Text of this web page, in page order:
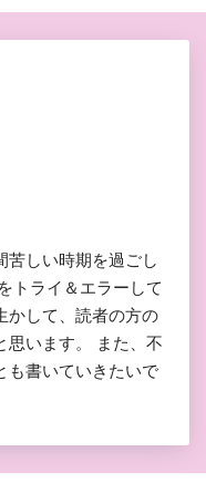
苦しい時期を過ごし
トライ＆エラーして
かして、読者の方の
思います。 また、不
も書いていきたいで